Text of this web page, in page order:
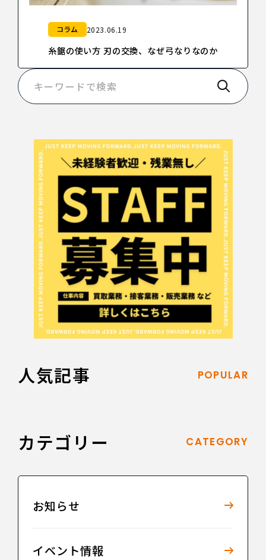
コラム 2023.06.19
糸鋸の使い方 刃の交換、なぜ弓なりなのか
人気記事 POPULAR
カテゴリー CATEGORY
お知らせ
イベント情報